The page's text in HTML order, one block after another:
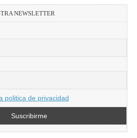
NEWSLETTER
politica de privacidad